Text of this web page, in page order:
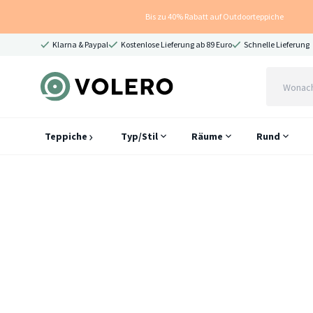
Bis zu 40% Rabatt auf Outdoorteppiche
Klarna & Paypal Kostenlose Lieferung ab 89 Euro Schnelle Lieferung
Teppiche Typ/Stil Räume Rund